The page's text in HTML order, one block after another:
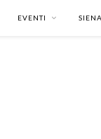
EVENTI